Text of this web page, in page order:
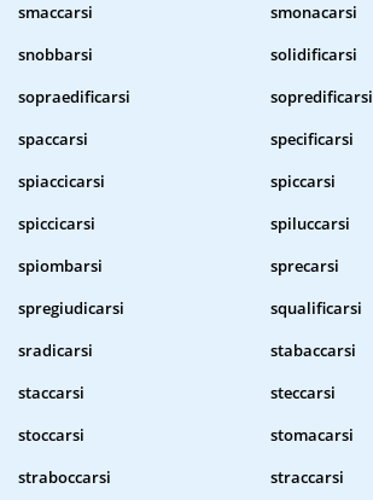
smaccarsi
smonacarsi
snobbarsi
solidificarsi
sopraedificarsi
sopredificarsi
spaccarsi
specificarsi
spiaccicarsi
spiccarsi
spiccicarsi
spiluccarsi
spiombarsi
sprecarsi
spregiudicarsi
squalificarsi
sradicarsi
stabaccarsi
staccarsi
steccarsi
stoccarsi
stomacarsi
straboccarsi
straccarsi